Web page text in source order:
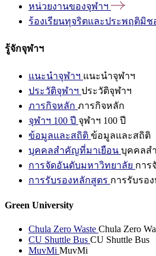
หน่วยงานของจุฬาฯ
ร้องเรียนทุจริตและประพฤติมิช
รู้จักจุฬาฯ
แนะนำจุฬาฯ แนะนำจุฬาฯ
ประวัติจุฬาฯ ประวัติจุฬาฯ
ภารกิจหลัก ภารกิจหลัก
จุฬาฯ 100 ปี จุฬาฯ 100 ปี
ข้อมูลและสถิติ ข้อมูลและสถิติ
บุคคลสำคัญที่มาเยือน บุคคลส
การจัดอันดับมหาวิทยาลัย การ
การรับรองหลักสูตร การรับรอ
Green University
Chula Zero Waste Chula Zero
CU Shuttle Bus CU Shuttle Bus
MuvMi MuvMi